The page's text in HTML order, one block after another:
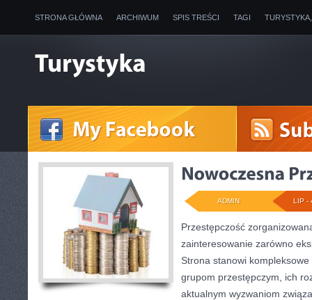
STRONA GŁÓWNA ARCHIWUM SPIS TREŚCI TAGI
LIP -
ADMIN
Przestępczość
zainteresowanie zarówno
Strona stanowi
grupom przestępczym, ich
aktualnym wyzwaniom